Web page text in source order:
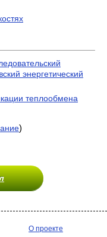
энергетический
теплообмена
)
О проекте